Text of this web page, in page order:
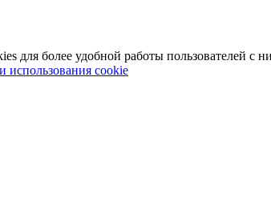
для более удобной работы пользователей
использования cookie